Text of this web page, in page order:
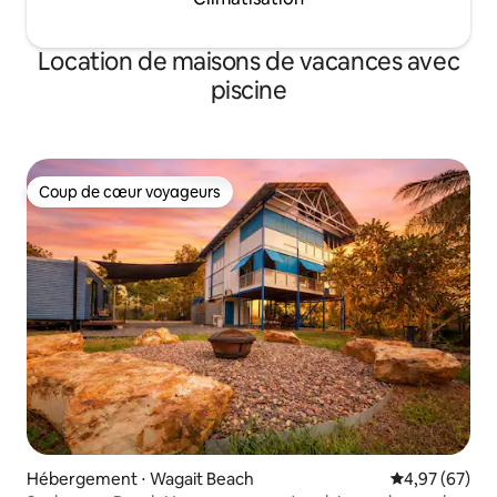
Location de maisons de vacances avec
piscine
Coup de cœur voyageurs
Coup de cœur voyageurs
Hébergement ⋅ Wagait Beach Évaluation
4,97 (67)